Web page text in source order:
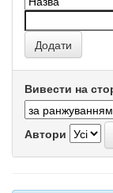
Вивести на
Автори